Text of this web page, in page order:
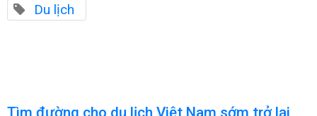
Du lịch
Tìm đường cho du lịch Việt Nam sớm trở lại